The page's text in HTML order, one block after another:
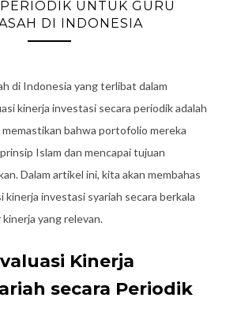
UNTUK GURU
DI INDONESIA
di Indonesia yang terlibat dalam
kinerja investasi secara periodik adalah
bahwa portofolio mereka
Islam dan mencapai tujuan
Dalam artikel ini, kita akan membahas
kinerja investasi syariah secara berkala
yang relevan.
Kinerja
secara Periodik